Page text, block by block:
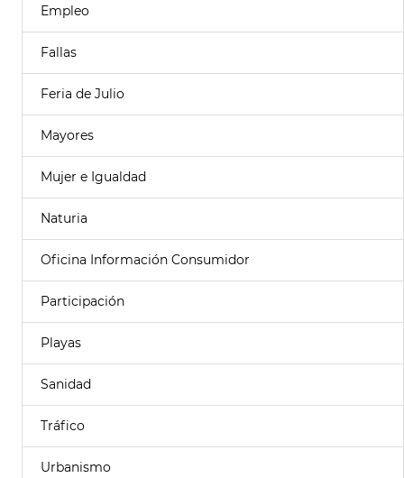
Empleo
Fallas
Feria de Julio
Mayores
Mujer e Igualdad
Naturia
Oficina Información Consumidor
Participación
Playas
Sanidad
Tráfico
Urbanismo